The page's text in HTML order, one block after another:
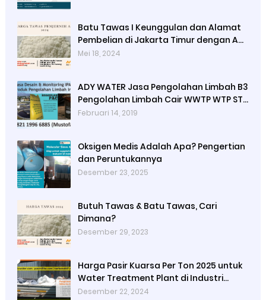
Batu Tawas I Keunggulan dan Alamat
Pembelian di Jakarta Timur dengan Ady
Water
Mei 18, 2024
ADY WATER Jasa Pengolahan Limbah B3
Pengolahan Limbah Cair WWTP WTP STP
di Bandung Jogjakarta Surabaya
Februari 14, 2019
Oksigen Medis Adalah Apa? Pengertian
dan Peruntukannya
Desember 23, 2025
Butuh Tawas & Batu Tawas, Cari
Dimana?
Desember 29, 2023
Harga Pasir Kuarsa Per Ton 2025 untuk
Water Treatment Plant di Industri
Petrokimia
Desember 22, 2024